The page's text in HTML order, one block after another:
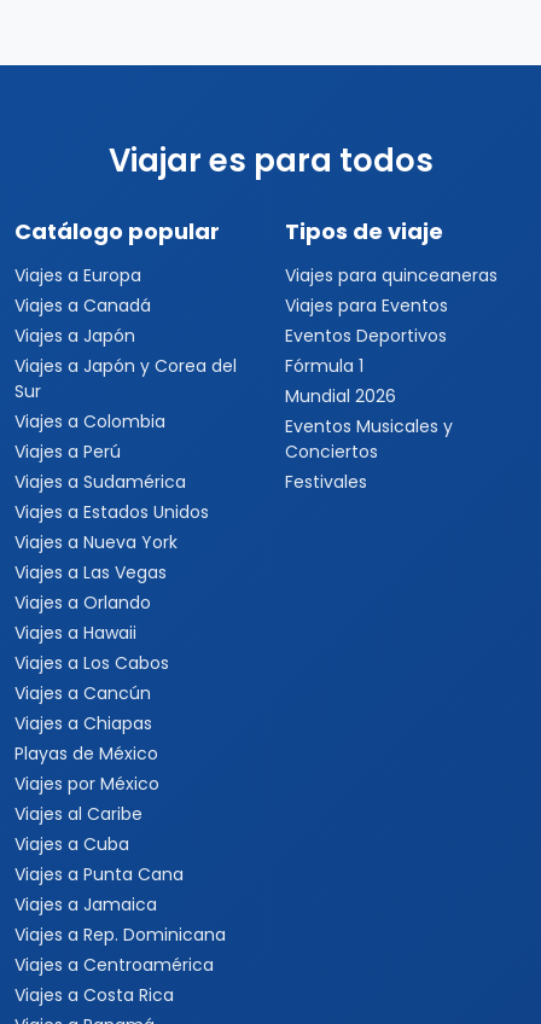
Viajar es para todos
Catálogo popular
Viajes a Europa
Viajes a Canadá
Viajes a Japón
Viajes a Japón y Corea del
Sur
Viajes a Colombia
Viajes a Perú
Viajes a Sudamérica
Viajes a Estados Unidos
Viajes a Nueva York
Viajes a Las Vegas
Viajes a Orlando
Viajes a Hawaii
Viajes a Los Cabos
Viajes a Cancún
Viajes a Chiapas
Playas de México
Viajes por México
Viajes al Caribe
Viajes a Cuba
Viajes a Punta Cana
Viajes a Jamaica
Viajes a Rep. Dominicana
Viajes a Centroamérica
Viajes a Costa Rica
Tipos de viaje
Viajes para quinceaneras
Viajes para Eventos
Eventos Deportivos
Fórmula 1
Mundial 2026
Eventos Musicales y
Conciertos
Festivales